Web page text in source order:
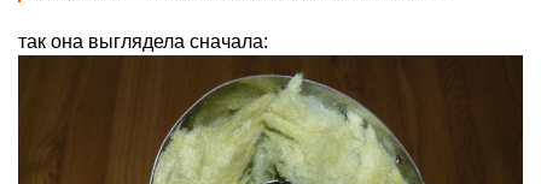
так она выглядела сначала: